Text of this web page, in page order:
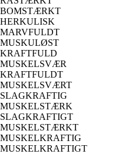
BOMSTÆRKT
HERKULISK
MARVFULDT
MUSKULØST
KRAFTFULD
MUSKELSVÆR
KRAFTFULDT
MUSKELSVÆRT
SLAGKRAFTIG
MUSKELSTÆRK
SLAGKRAFTIGT
MUSKELSTÆRKT
MUSKELKRAFTIG
MUSKELKRAFTIGT